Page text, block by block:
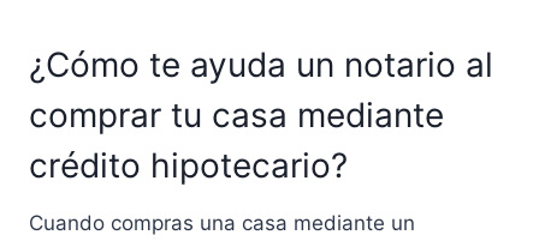
¿Cómo te ayuda un notario al
comprar tu casa mediante
crédito hipotecario?
Cuando compras una casa mediante un